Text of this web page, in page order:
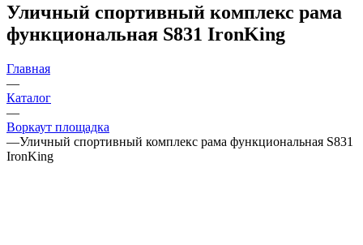
Уличный спортивный комплекс рама
функциональная S831 IronKing
Главная
—
Каталог
—
Воркаут площадка
—Уличный спортивный комплекс рама функциональная S831
IronKing